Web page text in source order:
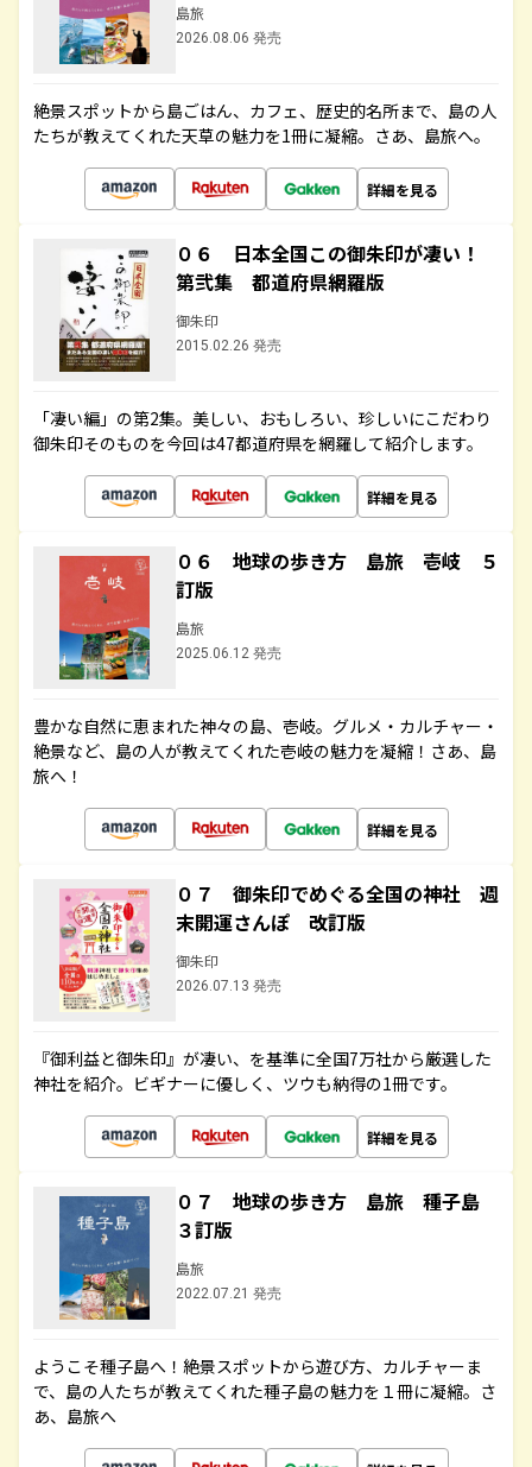
島旅
2026.08.06 発売
絶景スポットから島ごはん、カフェ、歴史的名所まで、島の人
たちが教えてくれた天草の魅力を1冊に凝縮。さあ、島旅へ。
詳細を見る
０６ 日本全国この御朱印が凄い！
第弐集 都道府県網羅版
御朱印
2015.02.26 発売
「凄い編」の第2集。美しい、おもしろい、珍しいにこだわり
御朱印そのものを今回は47都道府県を網羅して紹介します。
詳細を見る
０６ 地球の歩き方 島旅 壱岐 ５
訂版
島旅
2025.06.12 発売
豊かな自然に恵まれた神々の島、壱岐。グルメ・カルチャー・
絶景など、島の人が教えてくれた壱岐の魅力を凝縮！さあ、島
旅へ！
詳細を見る
０７ 御朱印でめぐる全国の神社 週
末開運さんぽ 改訂版
御朱印
2026.07.13 発売
『御利益と御朱印』が凄い、を基準に全国7万社から厳選した
神社を紹介。ビギナーに優しく、ツウも納得の1冊です。
詳細を見る
０７ 地球の歩き方 島旅 種子島
３訂版
島旅
2022.07.21 発売
ようこそ種子島へ！絶景スポットから遊び方、カルチャーま
で、島の人たちが教えてくれた種子島の魅力を１冊に凝縮。さ
あ、島旅へ